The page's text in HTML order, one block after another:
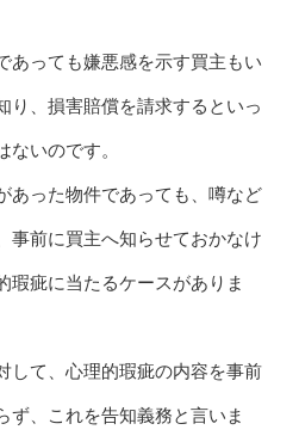
あっても嫌悪感を示す買主もい
り、損害賠償を請求するといっ
ないのです。
あった物件であっても、噂など
事前に買主へ知らせておかなけ
瑕疵に当たるケースがありま
して、心理的瑕疵の内容を事前
ず、これを告知義務と言いま